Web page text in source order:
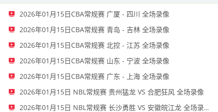
2026年01月15日CBA常规赛 广厦 - 四川 全场录像
2026年01月15日CBA常规赛 青岛 - 吉林 全场录像
2026年01月15日CBA常规赛 北控 - 江苏 全场录像
2026年01月15日CBA常规赛 山东 - 宁波 全场录像
2026年01月15日CBA常规赛 广东 - 上海 全场录像
2026年01月15日 NBL常规赛 贵州猛龙 VS 合肥狂风 全场录像
2026年01月15日 NBL常规赛 长沙勇胜 VS 安徽皖江龙 全场录像